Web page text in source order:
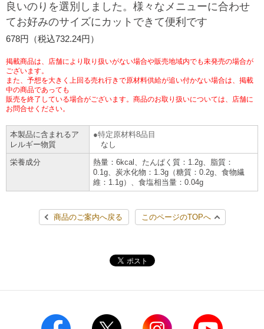
プリペイドカード・金券
ニンテンドー・ダウンロードカード
プリント
スキャン
ファクス
チケット
プリペイドサービス
スポーツ振興くじ
行政サービス
学び・教育
切手・はがき・印紙
セブン銀行ATM
ご利用可能なお支払い方法
スマホプリペイド
レジでApple Accountにチャージ
オンラインフォトサービス
コインランドリー（店舗限定）
自転車シェアリング（店舗限定）
セブンチケット
イープラス
JTB
セブン‐イレブンでお受取り
セブンネットショッピング
会社概要
貸借対照表・損益計算書
沿革
国内店舗数
売上高、店舗数推移
セブン‐イレブンの海外事業
データで見るセブン‐イレブン
セブン‐イレブンの「商品力」
セブン-イレブンの横顔
セブン-イレブンの歴史
サステナビリティ活動基本方針
サステナビリティ推進体制
GREEN CHALLENGE 2050
4VISIONS
サステナビリティニュース
サステナビリティレポート
報告書ライブラリー
加盟店オーナー募集 物件募集・購入
アルバイト情報
店舗検索
お問い合わせ
Language
English (Corporate)
English (Services)
简体中文(服务)
한국어(서비스)
良いのりを選別しました。様々なメニューに合わせ
てお好みのサイズにカットできて便利です
678円（税込732.24円）
掲載商品は、店舗により取り扱いがない場合や販売地域内でも未発売の場合が
ございます。
また、予想を大きく上回る売れ行きで原材料供給が追い付かない場合は、掲載
中の商品であっても
販売を終了している場合がございます。商品のお取り扱いについては、店舗に
お問合せください。
本製品に含まれるア
レルギー物質
特定原材料8品目
なし
栄養成分
熱量：6kcal、たんぱく質：1.2g、脂質：
0.1g、炭水化物：1.3g（糖質：0.2g、食物繊
維：1.1g）、食塩相当量：0.04g
商品のご案内へ戻る このページのTOPへ